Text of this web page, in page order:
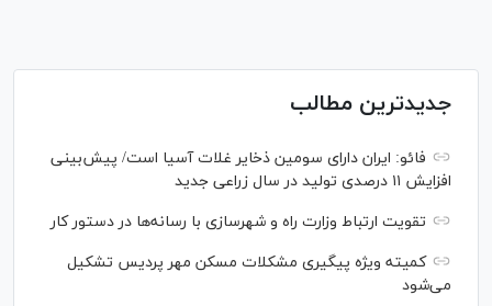
جدیدترین مطالب
فائو: ایران دارای سومین ذخایر غلات آسیا است/ پیش‌بینی
افزایش ۱۱ درصدی تولید در سال زراعی جدید
تقویت ارتباط وزارت راه و شهرسازی با رسانه‌ها در دستور کار
کمیته ویژه پیگیری مشکلات مسکن مهر پردیس تشکیل
می‌شود